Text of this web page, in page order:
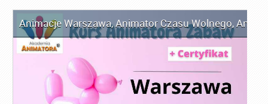
Animacje Warszawa,Animator Czasu Wolnego,